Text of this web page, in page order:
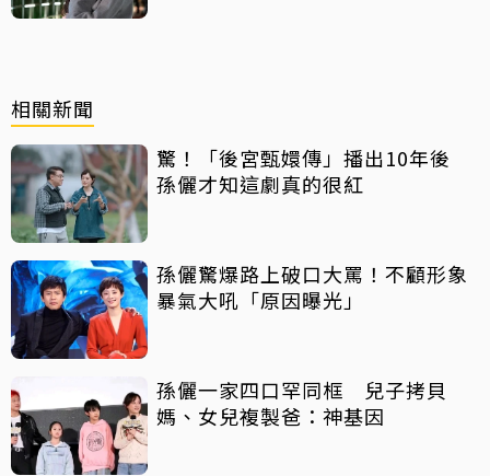
相關新聞
驚！「後宮甄嬛傳」播出10年後
孫儷才知這劇真的很紅
孫儷驚爆路上破口大罵！不顧形象
暴氣大吼「原因曝光」
孫儷一家四口罕同框 兒子拷貝
媽、女兒複製爸：神基因